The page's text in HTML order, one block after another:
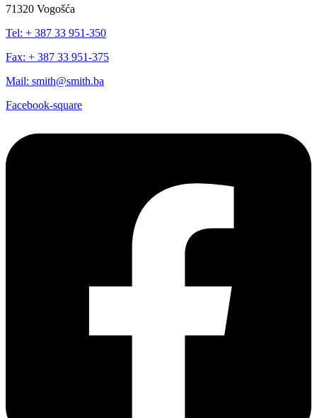
71320 Vogošća
Tel: + 387 33 951-350
Fax: + 387 33 951-375
Mail: smith@smith.ba
Facebook-square